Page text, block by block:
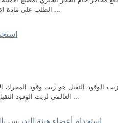
الطلب على مادة الإسمنت أصبحت الحاجة ملحة لاجراء العديد من الدراسات والبحوث حول الخامات اللازمة ...
العالمي لزيت الوقود الثقيل في القطاع البحري الدولي إلى استخدامات إجمالية لزيت الوقود تصل إلى 200 مليون ...
استخدام أعضاء هيئة التدريس